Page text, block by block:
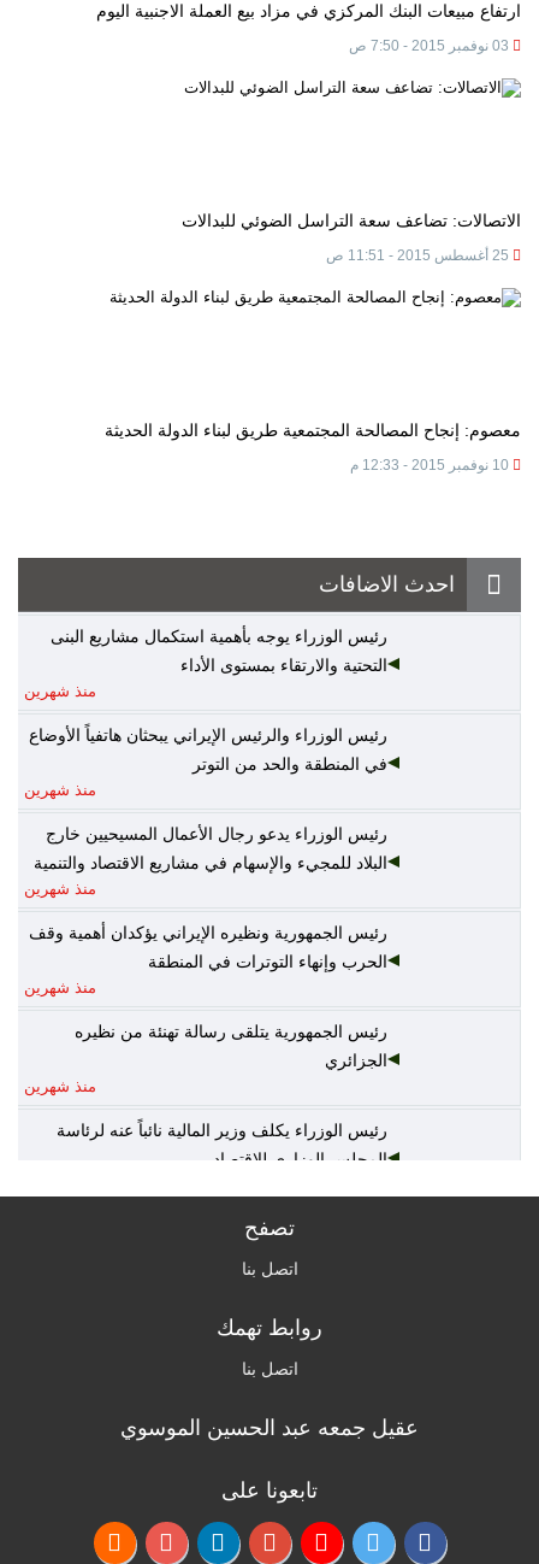
ارتفاع مبيعات البنك المركزي في مزاد بيع العملة الاجنبية اليوم
الاتصالات: تضاعف سعة التراسل الضوئي للبدالات
معصوم: إنجاح المصالحة المجتمعية طريق لبناء الدولة الحديثة
احدث الاضافات
رئيس الوزراء يوجه بأهمية استكمال مشاريع البنى
التحتية والارتقاء بمستوى الأداء
منذ شهرين
رئيس الوزراء والرئيس الإيراني يبحثان هاتفياً الأوضاع
في المنطقة والحد من التوتر
منذ شهرين
رئيس الوزراء يدعو رجال الأعمال المسيحيين خارج
البلاد للمجيء والإسهام في مشاريع الاقتصاد والتنمية
منذ شهرين
رئيس الجمهورية ونظيره الإيراني يؤكدان أهمية وقف
الحرب وإنهاء التوترات في المنطقة
منذ شهرين
رئيس الجمهورية يتلقى رسالة تهنئة من نظيره
الجزائري
منذ شهرين
رئيس الوزراء يكلف وزير المالية نائباً عنه لرئاسة
المجلس الوزاري للاقتصاد
الخارجية: أمن واستقرار دول الخليج يُعدّ جزءاً لا يتجزأ
من منظومة الأمن القومي العربي
القرارات الكاملة لجلسة مجلس الوزراء اليوم
الزراعة: السلع الزراعية غير مشمولة بالتعرفة
التربية: نظام إدارة المعلومات سيرسل لأهالي الطلبة
تقارير عن درجاتهم ومستواهم العلمي
تصفح
اتصل بنا
روابط تهمك
اتصل بنا
عقيل جمعه عبد الحسين الموسوي
تابعونا على